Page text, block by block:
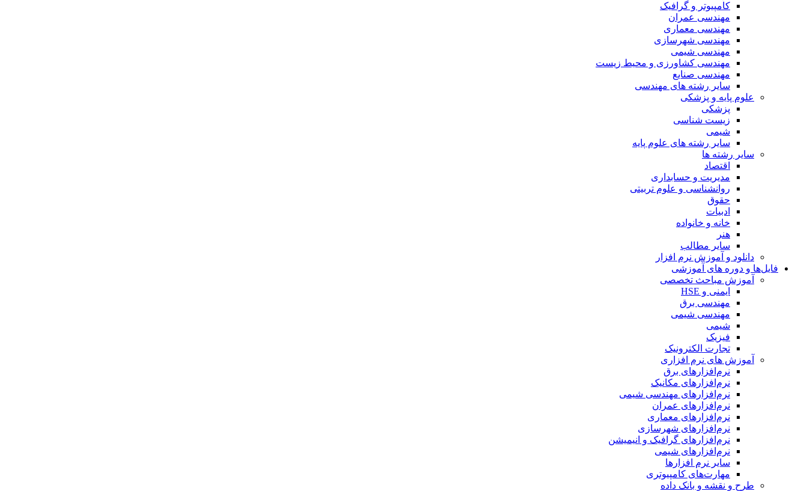
کامپیوتر و گرافیک
مهندسی عمران
مهندسی معماری
مهندسی شهرسازی
مهندسی شیمی
مهندسی کشاورزی و محیط زیست
مهندسی صنایع
سایر رشته های مهندسی
علوم پایه و پزشکی
پزشکی
زیست شناسی
شیمی
سایر رشته های علوم پایه
سایر رشته ها
اقتصاد
مدیریت و حسابداری
روانشناسی و علوم تربیتی
حقوق
ادبیات
خانه و خانواده
هنر
سایر مطالب
دانلود و آموزش نرم افزار
فایل‌ها و دوره های آموزشی
آموزش مباحث تخصصی
ایمنی و HSE
مهندسی برق
مهندسی شیمی
شیمی
فیزیک
تجارت الکترونیک
آموزش های نرم افزاری
نرم‌افزارهای برق
نرم‌افزارهای مکانیک
نرم‌افزارهای مهندسی شیمی
نرم‌افزارهای عمران
نرم‌افزارهای معماری
نرم‌افزارهای شهرسازی
نرم‌افزارهای گرافیک و انیمیشن
نرم‌افزارهای شیمی
سایر نرم افزارها
مهارت‌های کامپیوتری
طرح و نقشه و بانک داده